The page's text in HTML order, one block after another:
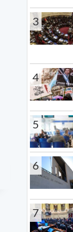
3
4
5
6
7